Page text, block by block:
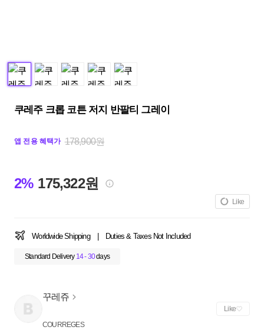
쿠레주 크롭 코튼 저지 반팔티 그레이
앱 전용 혜택가 178,900원
2% 175,322원
Like
Worldwide Shipping Duties & Taxes Not Included
Standard Delivery 14 - 30days
꾸레쥬
COURREGES
Like